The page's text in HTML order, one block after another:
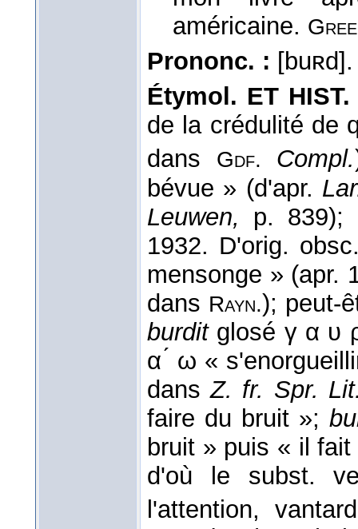
américaine.
Prononc. : [buʀd].
Étymol. ET HIST.
de la crédulité de
dans
Gdf. Compl.
bévue » (d'apr.
Leuwen,
p. 839);
1932. D'orig.
mensonge » (apr.
dans Rayn.); peut-
burditglosé γ α υ
α ́ ω «
dansZ. fr. Spr.
faire du bruit »;
bruit » puis « il
d'où le subst.
l'attention,